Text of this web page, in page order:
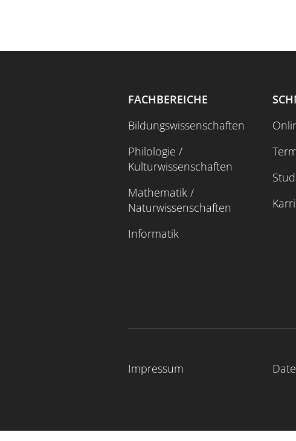
FACHBEREICHE
Bildungswissenschaften
Philologie /
Kulturwissenschaften
Mathematik /
Naturwissenschaften
Informatik
Impressum